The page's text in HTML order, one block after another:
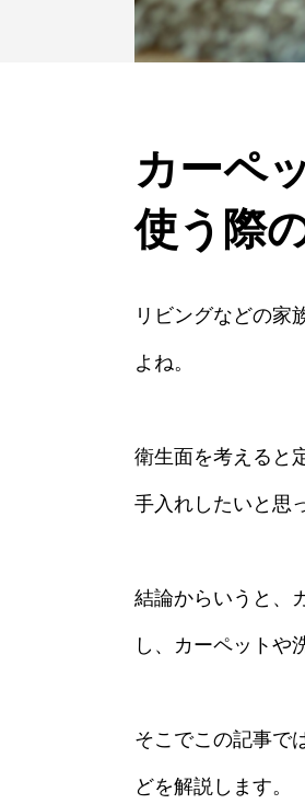
カーペ
使う際
リビングなどの家
よね。
衛生面を考えると
手入れしたいと思
結論からいうと、
し、カーペットや
そこでこの記事で
どを解説します。